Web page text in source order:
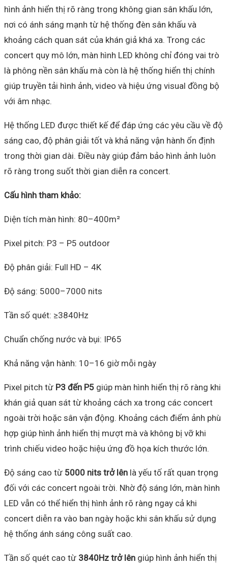
hình ảnh hiển thị rõ ràng trong không gian sân khấu lớn,
nơi có ánh sáng mạnh từ hệ thống đèn sân khấu và
khoảng cách quan sát của khán giả khá xa. Trong các
concert quy mô lớn, màn hình LED không chỉ đóng vai trò
là phông nền sân khấu mà còn là hệ thống hiển thị chính
giúp truyền tải hình ảnh, video và hiệu ứng visual đồng bộ
với âm nhạc.
Hệ thống LED được thiết kế để đáp ứng các yêu cầu về độ
sáng cao, độ phân giải tốt và khả năng vận hành ổn định
trong thời gian dài. Điều này giúp đảm bảo hình ảnh luôn
rõ ràng trong suốt thời gian diễn ra concert.
Cấu hình tham khảo:
Diện tích màn hình: 80–400m²
Pixel pitch: P3 – P5 outdoor
Độ phân giải: Full HD – 4K
Độ sáng: 5000–7000 nits
Tần số quét: ≥3840Hz
Chuẩn chống nước và bụi: IP65
Khả năng vận hành: 10–16 giờ mỗi ngày
Pixel pitch từ P3 đến P5 giúp màn hình hiển thị rõ ràng khi
khán giả quan sát từ khoảng cách xa trong các concert
ngoài trời hoặc sân vận động. Khoảng cách điểm ảnh phù
hợp giúp hình ảnh hiển thị mượt mà và không bị vỡ khi
trình chiếu video hoặc hiệu ứng đồ họa kích thước lớn.
Độ sáng cao từ 5000 nits trở lên là yếu tố rất quan trọng
đối với các concert ngoài trời. Nhờ độ sáng lớn, màn hình
LED vẫn có thể hiển thị hình ảnh rõ ràng ngay cả khi
concert diễn ra vào ban ngày hoặc khi sân khấu sử dụng
hệ thống ánh sáng công suất cao.
Tần số quét cao từ 3840Hz trở lên giúp hình ảnh hiển thị